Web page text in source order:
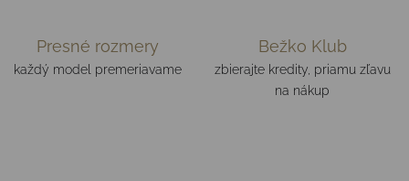
Presné rozmery
každý model premeriavame
Bežko Klub
zbierajte kredity, priamu zľavu
na nákup